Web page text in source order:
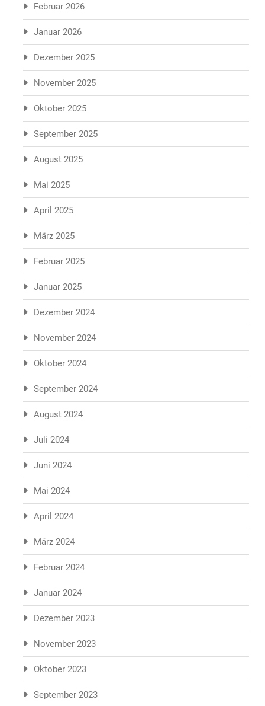
Februar 2026
Januar 2026
Dezember 2025
November 2025
Oktober 2025
September 2025
August 2025
Mai 2025
April 2025
März 2025
Februar 2025
Januar 2025
Dezember 2024
November 2024
Oktober 2024
September 2024
August 2024
Juli 2024
Juni 2024
Mai 2024
April 2024
März 2024
Februar 2024
Januar 2024
Dezember 2023
November 2023
Oktober 2023
September 2023